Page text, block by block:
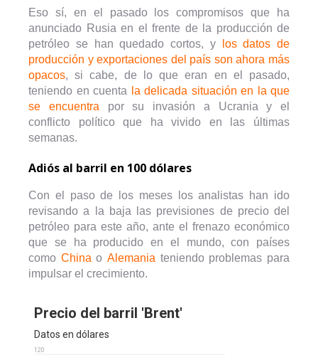
Eso sí, en el pasado los compromisos que ha
anunciado Rusia en el frente de la producción de
petróleo se han quedado cortos, y
los datos de
producción y exportaciones del país son ahora más
opacos, si cabe, de lo que eran en el pasado,
teniendo en cuenta
la delicada situación en la que
se encuentra por su invasión a Ucrania y el
conflicto político que ha vivido en las últimas
semanas.
Adiós al barril en 100 dólares
Con el paso de los meses los analistas han ido
revisando a la baja las previsiones de precio del
petróleo para este año, ante el frenazo económico
que se ha producido en el mundo, con países
como China oAlemania teniendo problemas para
impulsar el crecimiento.